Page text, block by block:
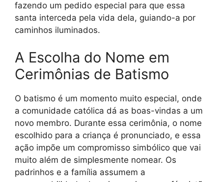
fazendo um pedido especial para que essa
santa interceda pela vida dela, guiando-a por
caminhos iluminados.
A Escolha do Nome em
Cerimônias de Batismo
O batismo é um momento muito especial, onde
a comunidade católica dá as boas-vindas a um
novo membro. Durante essa cerimônia, o nome
escolhido para a criança é pronunciado, e essa
ação impõe um compromisso simbólico que vai
muito além de simplesmente nomear. Os
padrinhos e a família assumem a